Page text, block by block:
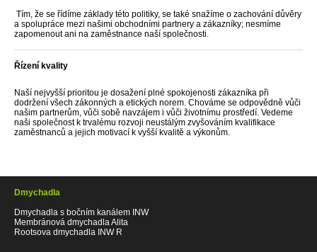
Tím, že se řídíme základy této politiky, se také snažíme o zachování důvěry
a spolupráce mezi našimi obchodními partnery a zákazníky; nesmíme
zapomenout ani na zaměstnance naší společnosti.
Řízení kvality
Naší nejvyšší prioritou je dosažení plné spokojenosti zákazníka při
dodržení všech zákonných a etických norem. Chováme se odpovědně vůči
našim partnerům, vůči sobě navzájem i vůči životnímu prostředí. Vedeme
naši společnost k trvalému rozvoji neustálým zvyšováním kvalifikace
zaměstnanců a jejich motivací k vyšší kvalitě a výkonům.
Dmychadla
Dmychadla s bočním kanálem INW
Membránová dmychadla Alita
Rootsova dmychadla INW R